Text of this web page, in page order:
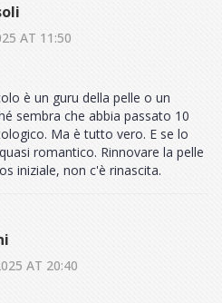
AT 11:50
è un guru della pelle o un
sembra che abbia passato 10
Ma è tutto vero. E se lo
romantico. Rinnovare la pelle
iniziale, non c'è rinascita.
AT 20:40